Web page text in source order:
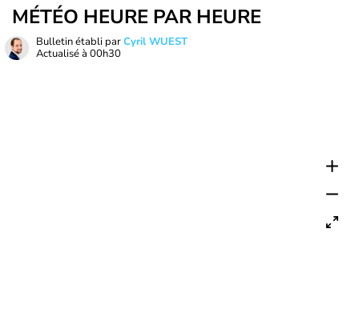
MÉTÉO HEURE PAR HEURE
Bulletin établi parCyril WUEST
Actualisé à 00h30